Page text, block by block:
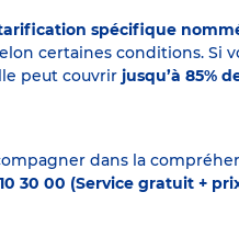
spécifique
certaines conditions.
peut couvrir jusqu’à 85%
dans la
30 00 (Service gratuit +